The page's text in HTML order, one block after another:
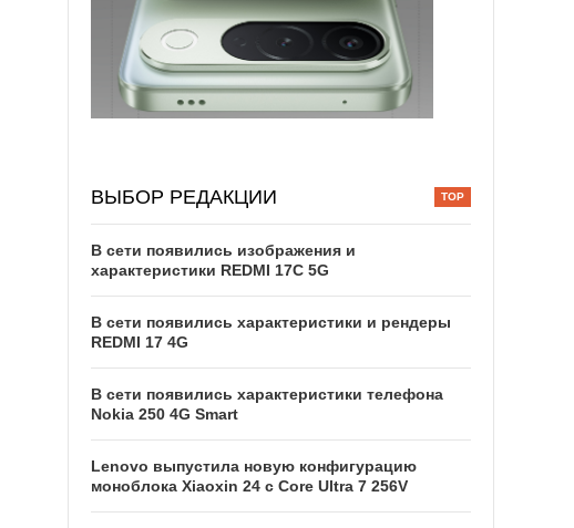
ВЫБОР РЕДАКЦИИ
В сети появились изображения и
характеристики REDMI 17C 5G
В сети появились характеристики и рендеры
REDMI 17 4G
В сети появились характеристики телефона
Nokia 250 4G Smart
Lenovo выпустила новую конфигурацию
моноблока Xiaoxin 24 с Core Ultra 7 256V